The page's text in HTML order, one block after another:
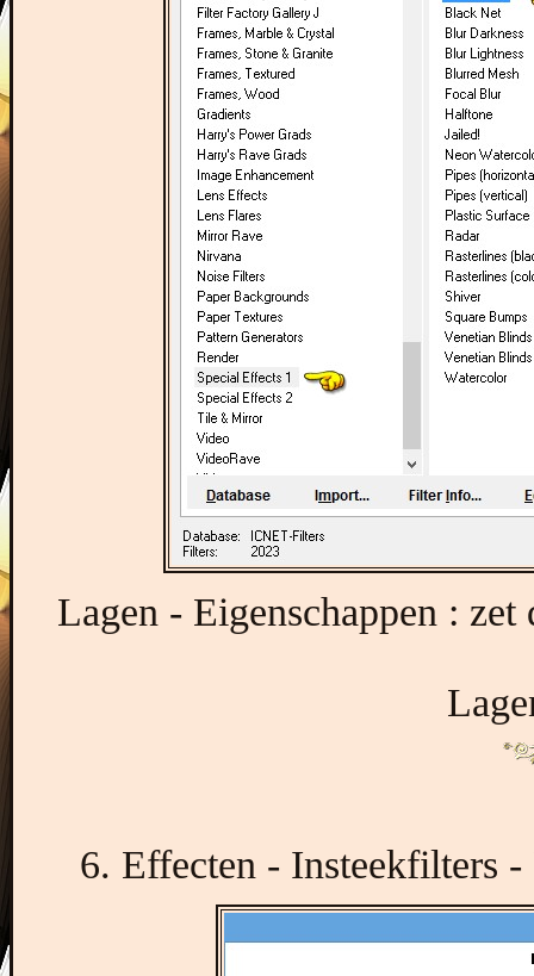
Lagen - Eigenschappen :
6. Effecten - Insteekfilters